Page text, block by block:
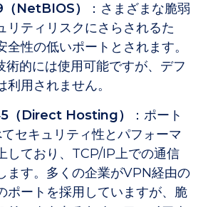
NetBIOS）
：さまざまな脆弱
リティリスクにさらされるた
全性の低いポートとされます。
術的には使用可能ですが、デフ
利用されません。
（Direct Hosting）
：ポート
セキュリティ性とパフォーマ
しており、TCP/IP上での通信
ます。多くの企業がVPN経由の
ポートを採用していますが、脆